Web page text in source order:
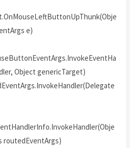
e)
Object genericTarget)
routedEventArgs)